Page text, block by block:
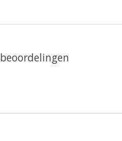
beoordelingen